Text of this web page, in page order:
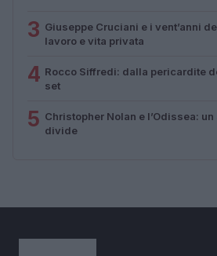
3 Giuseppe Cruciani e i vent’anni
lavoro e vita privata
4 Rocco Siffredi: dalla pericardite
set
5 Christopher Nolan e l’Odissea:
divide